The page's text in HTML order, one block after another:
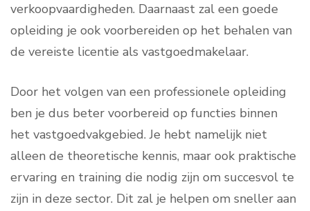
verkoopvaardigheden. Daarnaast zal een goede
opleiding je ook voorbereiden op het behalen van
de vereiste licentie als vastgoedmakelaar.
Door het volgen van een professionele opleiding
ben je dus beter voorbereid op functies binnen
het vastgoedvakgebied. Je hebt namelijk niet
alleen de theoretische kennis, maar ook praktische
ervaring en training die nodig zijn om succesvol te
zijn in deze sector. Dit zal je helpen om sneller aan